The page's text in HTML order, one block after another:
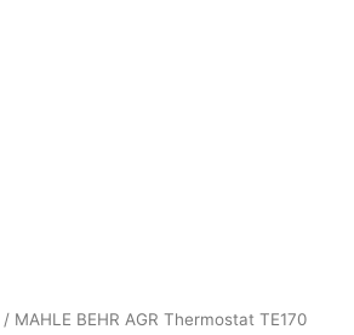
/ MAHLE BEHR AGR Thermostat TE170